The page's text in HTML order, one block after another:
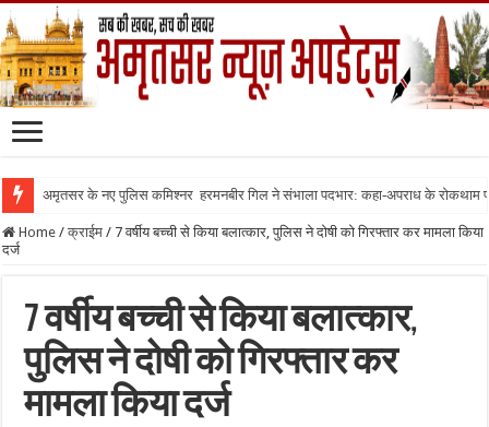
अमृतसर के नए पुलिस कमिश्नर हरमनबीर गिल ने संभाला पदभार: कहा-अपराध के रोकथाम
Home / क्राईम / 7 वर्षीय बच्ची से किया बलात्कार, पुलिस ने दोषी को गिरफ्तार कर मामला किया
दर्ज
7 वर्षीय बच्ची से किया बलात्कार,
पुलिस ने दोषी को गिरफ्तार कर
मामला किया दर्ज